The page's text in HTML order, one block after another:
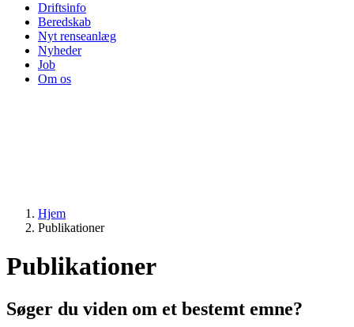
Driftsinfo
Beredskab
Nyt renseanlæg
Nyheder
Job
Om os
Hjem
Publikationer
Publikationer
Søger du viden om et bestemt emne?